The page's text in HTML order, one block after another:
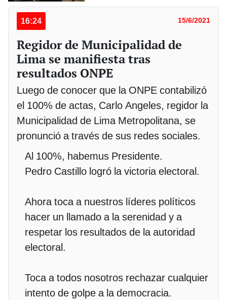
16:24 15/6/2021
Regidor de Municipalidad de
Lima se manifiesta tras
resultados ONPE
Luego de conocer que la ONPE contabilizó
el 100% de actas, Carlo Angeles, regidor la
Municipalidad de Lima Metropolitana, se
pronunció a través de sus redes sociales.
Al 100%, habemus Presidente.
Pedro Castillo logró la victoria electoral.
Ahora toca a nuestros líderes políticos
hacer un llamado a la serenidad y a
respetar los resultados de la autoridad
electoral.
Toca a todos nosotros rechazar cualquier
intento de golpe a la democracia.